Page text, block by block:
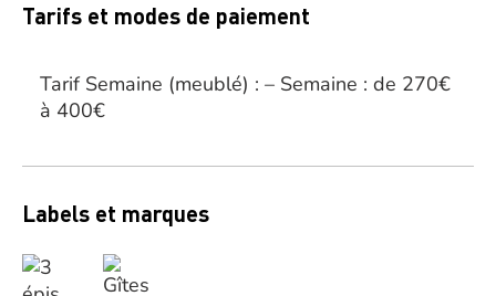
Tarifs et modes de paiement
Tarif Semaine (meublé) : – Semaine : de 270€
à 400€
Labels et marques